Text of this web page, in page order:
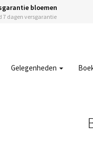
bloemen
7 dagen versgarantie
Gelegenheden